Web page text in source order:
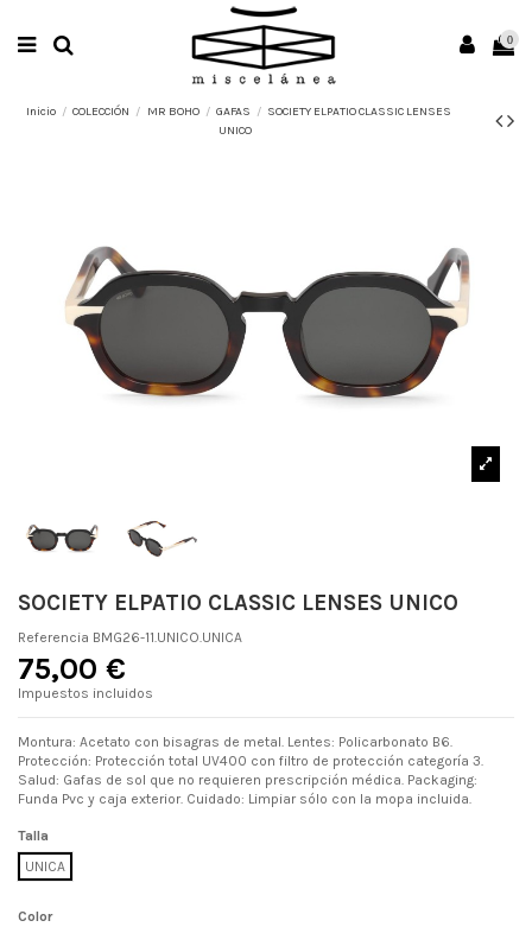
0
Inicio COLECCIÓN MR BOHO GAFAS
SOCIETY ELPATIO CLASSIC LENSES
UNICO
SOCIETY ELPATIO CLASSIC LENSES UNICO
Referencia BMG26-11.UNICO.UNICA
75,00 €
Impuestos incluidos
Montura: Acetato con bisagras de metal. Lentes: Policarbonato B6.
Protección: Protección total UV400 con filtro de protección categoría 3.
Salud: Gafas de sol que no requieren prescripción médica. Packaging:
Funda Pvc y caja exterior. Cuidado: Limpiar sólo con la mopa incluida.
Talla
UNICA
Color